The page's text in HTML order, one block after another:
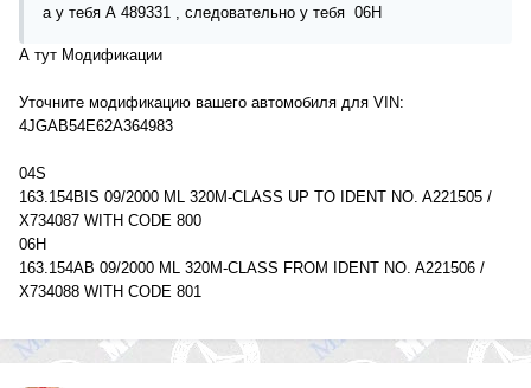
а у тебя А 489331 , следовательно у тебя 06H
А тут Модификации
Уточните модификацию вашего автомобиля для VIN:
4JGAB54E62A364983
04S
163.154BIS 09/2000 ML 320M-CLASS UP TO IDENT NO. A221505 /
X734087 WITH CODE 800
06H
163.154AB 09/2000 ML 320M-CLASS FROM IDENT NO. A221506 /
X734088 WITH CODE 801